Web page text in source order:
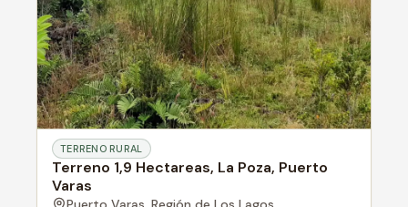
TERRENO RURAL
Terreno 1,9 Hectareas, La Poza, Puerto
Varas